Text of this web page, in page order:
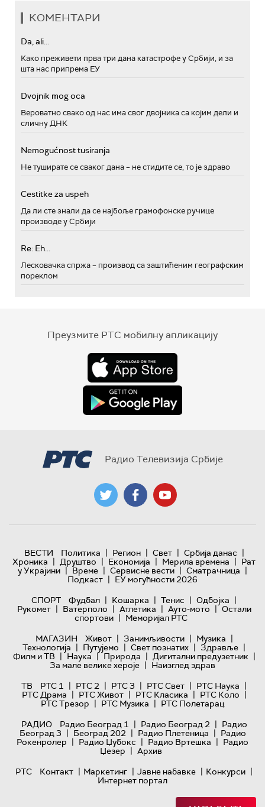
КОМЕНТАРИ
Da, ali...
Како преживети прва три дана катастрофе у Србији, и за
шта нас припрема ЕУ
Dvojnik mog oca
Вероватно свако од нас има свог двојника са којим дели и
сличну ДНК
Nemogućnost tusiranja
Не туширате се сваког дана – не стидите се, то је здраво
Cestitke za uspeh
Да ли сте знали да се најбоље грамофонске ручице
производе у Србији
Re: Eh...
Лесковачка спржа – производ са заштићеним географским
пореклом
Преузмите РТС мобилну апликацију
Радио Телевизија Србије
ВЕСТИ Политика | Регион | Свет | Србија данас |
Хроника | Друштво | Економија | Мерила времена | Рат
у Украјини | Време | Сервисне вести | Сматрачница |
Подкаст | ЕУ могућности 2026
СПОРТ
Фудбал | Кошарка | Тенис | Одбојка |
Рукомет | Ватерполо | Атлетика | Ауто-мото | Остали
спортови | Меморијал РТС
МАГАЗИН
Живот | Занимљивости | Музика |
Технологијa | Путујемо | Свет познатих | Здравље |
Филм и ТВ | Наука | Природа | Дигитални предузетник |
За мале велике хероје | Наизглед здрав
ТВ
РТС 1 | РТС 2 | РТС 3 | РТС Свет | РТС Наука |
РТС Драма | РТС Живот | РТС Класика | РТС Коло |
РТС Трезор | РТС Музика | РТС Полетарац
РАДИО
Радио Београд 1 | Радио Београд 2 | Радио
Београд 3 | Београд 202 | Радио Плетеница | Радио
Рокенролер | Радио Џубокс | Радио Вртешка | Радио
Џезер | Архив
РТС
Контакт | Маркетинг | Јавне набавке | Конкурси |
Интернет портал